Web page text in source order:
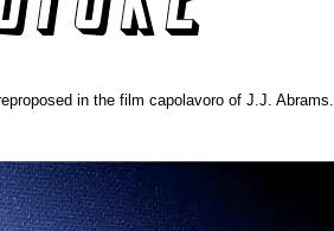
in the film capolavoro of J.J. Abrams.